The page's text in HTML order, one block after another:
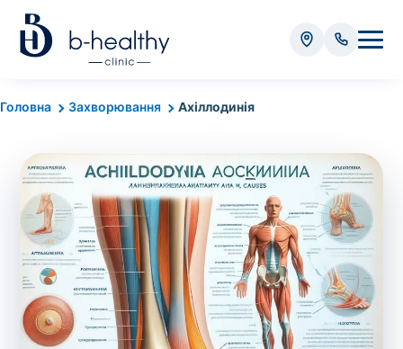
Головна Захворювання Ахіллодинія
Аналізи
Вартість забору крові - 50 грн
Вартість забору біоматеріалу (крім крові) - від
35 грн
Всього: 0 грн